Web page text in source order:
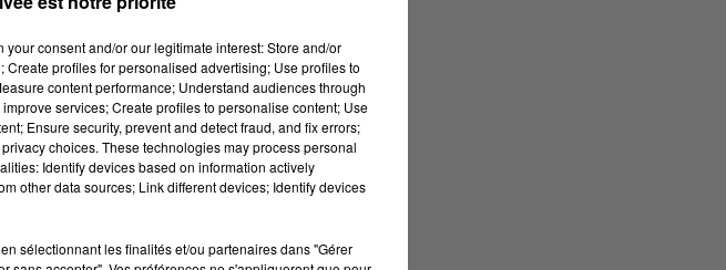
consent and/or our legitimate interest: Store and/or
profiles for personalised advertising; Use profiles to
content performance; Understand audiences through
services; Create profiles to personalise content; Use
Ensure security, prevent and detect fraud, and fix errors;
choices. These technologies may process personal
Identify devices based on information actively
other data sources; Link different devices; Identify devices
sélectionnant les finalités et/ou partenaires dans "Gérer